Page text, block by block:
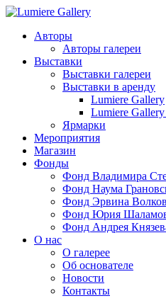
Авторы
Авторы галереи
Выставки
Выставки галереи
Выставки в аренду
Lumiere Gallery
Lumiere
Ярмарки
Мероприятия
Магазин
Фонды
Фонд Владимира
Фонд Наума
Фонд Эрвина
Фонд Юрия
Фонд Андрея
О нас
О галерее
Об основателе
Новости
Контакты